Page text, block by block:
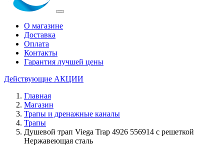
О магазине
Доставка
Оплата
Контакты
Гарантия лучшей цены
Действующие АКЦИИ
Главная
Магазин
Трапы и дренажные каналы
Трапы
Душевой трап Viega Trap 4926 556914 с решеткой
Нержавеющая сталь